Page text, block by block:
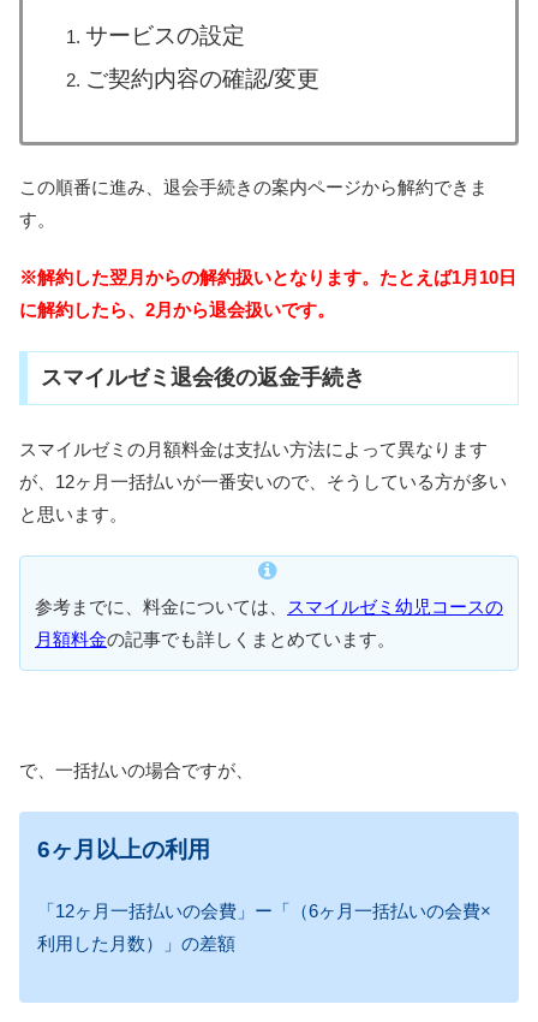
サービスの設定
ご契約内容の確認/変更
この順番に進み、退会手続きの案内ページから解約できま
す。
※解約した翌月からの解約扱いとなります。たとえば1月10日
に解約したら、2月から退会扱いです。
スマイルゼミ退会後の返金手続き
スマイルゼミの月額料金は支払い方法によって異なります
が、12ヶ月一括払いが一番安いので、そうしている方が多い
と思います。
参考までに、料金については、
スマイルゼミ幼児コースの
月額料金の記事でも詳しくまとめています。
で、一括払いの場合ですが、
6ヶ月以上の利用
「12ヶ月一括払いの会費」ー「（6ヶ月一括払いの会費×
利用した月数）」の差額